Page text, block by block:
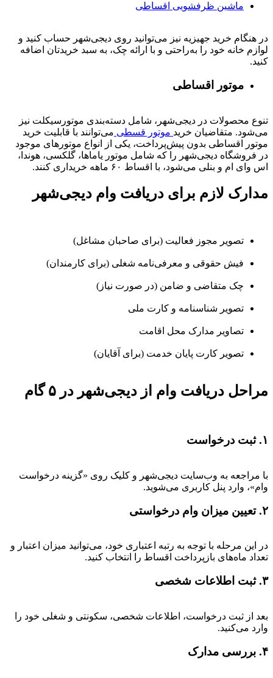
ماشین ظرفشویی اقساطی
در هنگام خرید جهیزیه نیز می‌توانید روی دیجی‌شهر حساب کنید و
لوازم خانه خود را به‌راحتی و با ارائه چک، به سبد خریدتان اضافه
کنید.
موتور اقساطی
تنوع محصولات در دیجی‌شهر، شامل دسته‌بندی موتورسیکلت نیز
می‌شود. متقاضیان خرید موتور قسطی می‌توانند با قابلیت خرید
موتور اقساطی بدون پیش‌پرداخت، یکی از انواع موتورهای موجود
در فروشگاه دیجی‌شهر را که شامل موتور یاماها، گلکسی، هوندا،
اس وای ام و بنلی می‌شود، با اقساط ۶۰ ماهه خریداری کنند.
مدارک لازم برای دریافت وام دیجی‌شهر
تصویر مجوز فعالیت (برای صاحبان مشاغل)
فیش حقوقی و معرفی‌نامه شغلی (برای کارمندان)
چک متقاضی و ضامن (در صورت نیاز)
تصویر شناسنامه و کارت ملی
تصاویر مدارک محل اقامت
تصویر کارت پایان خدمت (برای آقایان)
مراحل دریافت وام از دیجی‌شهر در ۵ گام
۱. ثبت درخواست
با مراجعه به وب‌سایت دیجی‌شهر و کلیک روی «گزینه درخواست
وام»، وارد پنل کاربری می‌شوید.
۲. تعیین میزان وام درخواستی
در این مرحله با توجه به رتبه اعتباری خود، می‌توانید میزان اعتبار و
تعداد ماه‌های بازپرداخت اقساط را انتخاب کنید.
۳. ثبت اطلاعات شخصی
بعد از ثبت درخواست، اطلاعات شخصی، سکونتی و شغلی خود را
وارد می‌کنید.
۴. بررسی مدارک